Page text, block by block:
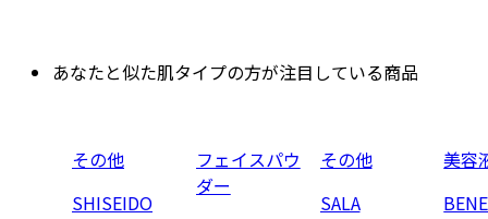
あなたと似た肌タイプの方が注目している商品
その他
SHISEIDO
フェイスパウ
ダー
その他
SALA
美容